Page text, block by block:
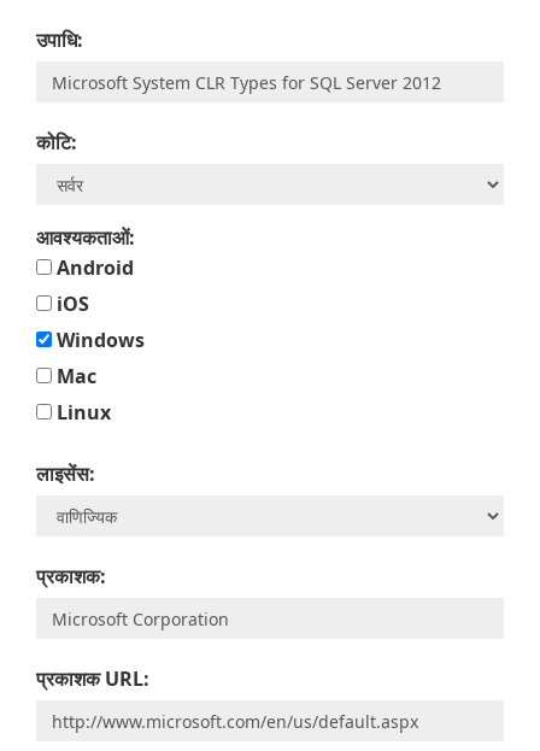
उपाधि:
कोटि:
आवश्यकताओं:
Android
iOS
Windows
Mac
Linux
लाइसेंस:
प्रकाशक:
प्रकाशक URL: